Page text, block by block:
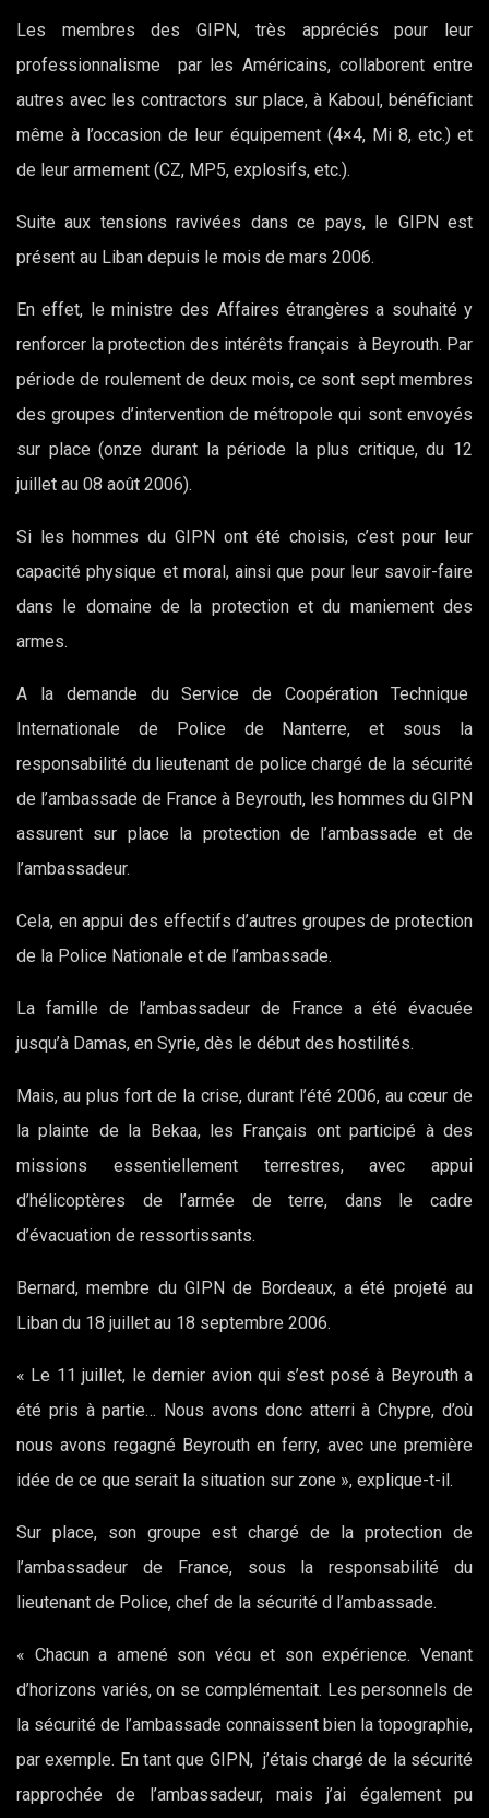
Les membres des GIPN, très appréciés pour leur
professionnalisme par les Américains, collaborent entre
autres avec les contractors sur place, à Kaboul, bénéficiant
même à l’occasion de leur équipement (4×4, Mi 8, etc.) et
de leur armement (CZ, MP5, explosifs, etc.).
Suite aux tensions ravivées dans ce pays, le GIPN est
présent au Liban depuis le mois de mars 2006.
En effet, le ministre des Affaires étrangères a souhaité y
renforcer la protection des intérêts français à Beyrouth. Par
période de roulement de deux mois, ce sont sept membres
des groupes d’intervention de métropole qui sont envoyés
sur place (onze durant la période la plus critique, du 12
juillet au 08 août 2006).
Si les hommes du GIPN ont été choisis, c’est pour leur
capacité physique et moral, ainsi que pour leur savoir-faire
dans le domaine de la protection et du maniement des
armes.
A la demande du Service de Coopération Technique
Internationale de Police de Nanterre, et sous la
responsabilité du lieutenant de police chargé de la sécurité
de l’ambassade de France à Beyrouth, les hommes du GIPN
assurent sur place la protection de l’ambassade et de
l’ambassadeur.
Cela, en appui des effectifs d’autres groupes de protection
de la Police Nationale et de l’ambassade.
La famille de l’ambassadeur de France a été évacuée
jusqu’à Damas, en Syrie, dès le début des hostilités.
Mais, au plus fort de la crise, durant l’été 2006, au cœur de
la plainte de la Bekaa, les Français ont participé à des
missions essentiellement terrestres, avec appui
d’hélicoptères de l’armée de terre, dans le cadre
d’évacuation de ressortissants.
Bernard, membre du GIPN de Bordeaux, a été projeté au
Liban du 18 juillet au 18 septembre 2006.
« Le 11 juillet, le dernier avion qui s’est posé à Beyrouth a
été pris à partie… Nous avons donc atterri à Chypre, d’où
nous avons regagné Beyrouth en ferry, avec une première
idée de ce que serait la situation sur zone », explique-t-il.
Sur place, son groupe est chargé de la protection de
l’ambassadeur de France, sous la responsabilité du
lieutenant de Police, chef de la sécurité d l’ambassade.
« Chacun a amené son vécu et son expérience. Venant
d’horizons variés, on se complémentait. Les personnels de
la sécurité de l’ambassade connaissent bien la topographie,
par exemple. En tant que GIPN, j’étais chargé de la sécurité
rapprochée de l’ambassadeur, mais j’ai également pu